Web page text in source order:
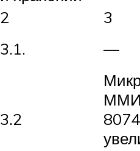
2
3
3.1. —
3.2